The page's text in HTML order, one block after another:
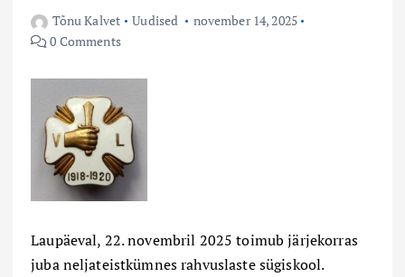
Tõnu Kalvet Uudised
november 14, 2025
0 Comments
Laupäeval, 22. novembril 2025 toimub järjekorras
juba neljateistkümnes rahvuslaste sügiskool.